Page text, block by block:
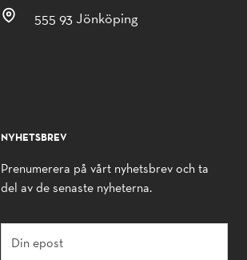
555 93 Jönköping
NYHETSBREV
Prenumerera på vårt nyhetsbrev och ta
del av de senaste nyheterna.